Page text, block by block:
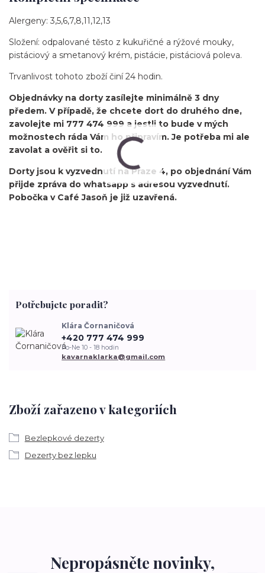
Alergeny: 3,5,6,7,8,11,12,13
Složení: odpalované těsto z kukuřičné a rýžové mouky,
pistáciový a smetanový krém, pistácie, pistáciová poleva.
Trvanlivost tohoto zboží činí 24 hodin.
Objednávky na dorty zasílejte minimálně 3 dny
předem. V případě, že chcete dort do druhého dne,
zavolejte mi 777 474 999 a jestli to bude v mých
možnostech ráda Vám ho připravím. Je potřeba mi ale
zavolat a ověřit si to.
Dorty jsou k vyzvednutí na Praze 4, po objednání Vám
přijde zpráva do whatsapp s adresou vyzvednutí.
Pobočka v Café Jasoň je již uzavřená.
Zboží zařazeno v kategoriích
Bezlepkové dezerty
Dezerty bez lepku
Potřebujete poradit?
Klára Čornaničová
+420 777 474 999
Po-Ne 10 - 18 hodin
kavarnaklarka@gmail.com
Nepropásněte novinky,